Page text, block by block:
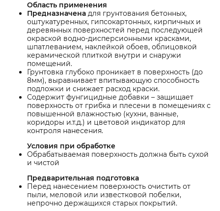
Область применения
Предназначена для грунтования бетонных,
оштукатуренных, гипсокартонных, кирпичных и
деревянных поверхностей перед последующей
окраской водно-дисперсионными красками,
шпатлеванием, наклейкой обоев, облицовкой
керамической плиткой внутри и снаружи
помещений.
Грунтовка глубоко проникает в поверхность (до
8мм), выравнивает впитывающую способность
подложки и снижает расход краски.
Содержит фунгицидные добавки – защищает
поверхность от грибка и плесени в помещениях с
повышенной влажностью (кухни, ванные,
коридоры и.т.д.) и цветовой индикатор для
контроля нанесения.
Условия при обработке
Обрабатываемая поверхность должна быть сухой
и чистой
Предварительная подготовка
Перед нанесением поверхность очистить от
пыли, меловой или известковой побелки,
непрочно держащихся старых покрытий.